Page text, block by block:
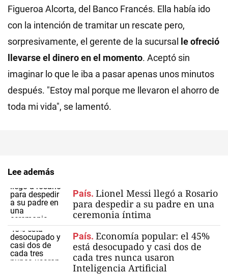
Figueroa Alcorta, del Banco Francés. Ella había ido
con la intención de tramitar un rescate pero,
sorpresivamente, el gerente de la sucursal
le ofreció
llevarse el dinero en el momento. Aceptó sin
imaginar lo que le iba a pasar apenas unos minutos
después. "Estoy mal porque me llevaron el ahorro de
toda mi vida", se lamentó.
Lee además
País. Lionel Messi llegó a Rosario
para despedir a su padre en una
ceremonia íntima
País. Economía popular: el 45%
está desocupado y casi dos de
cada tres nunca usaron
Inteligencia Artificial